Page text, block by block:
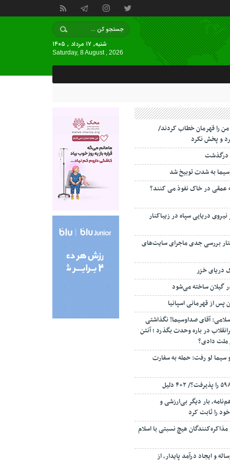
شنبه, ۱۷ مرداد , ۱۴۰۵
Saturday, 8 August , 2026
را قهرمان خطاب کردند/
و پخش نکرد
درگذشت
به شدت توبیخ شد
عمقی در خاک نفوذ می کنند؟
نیروی دریایی سپاه در زیباکنار
بررسی جدی ماجرای سایت‌های
دریای خزر
پس از قهرمانی اسپانیا
آقای صداوسیما! نگذاشتی
در باره وحدت بگذرد ؛ آنتن
ملت دادی؟
سیما لو رفت: حمله به سفارت
بار دیگر بی‌ارزشی و
را ثابت کرد
هیچ نسبتی با اسلام
و ایجاد درآمد پایدار، از